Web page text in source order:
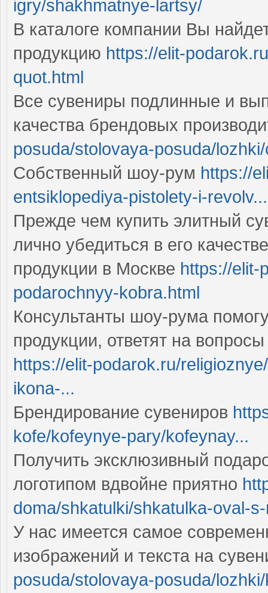
igry/shakhmatnye-lartsy/
В каталоге компании Вы
продукцию https://elit-
quot.html
Все сувениры подлинные и
качества брендовых
posuda/stolovaya-posuda/
Собственный шоу-рум https://
entsiklopediya-pistolety-i-revolv...
Прежде чем купить элитный
лично убедиться в его
продукции в Москве https://elit-
podarochnyy-kobra.html
Консультанты шоу-рума
продукции, ответят на
https://elit-podarok.ru/
ikona-...
Брендирование сувениров
kofe/kofeynye-pary/kofeynay...
Получить эксклюзивный
логотипом вдвойне приятно
doma/shkatulki/shkatulka-oval-
У нас имеется самое
изображений и текста на
posuda/stolovaya-posuda/